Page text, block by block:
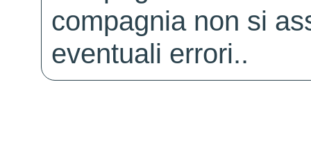
compagnia non si
eventuali errori..